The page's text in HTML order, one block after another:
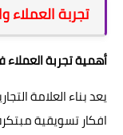
تجربة
أهمية تجربة العملاء
يعد بناء العلامة
افكار تسويقية